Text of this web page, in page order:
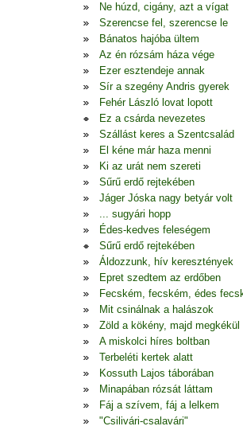
Ne húzd, cigány, azt a vígat
Szerencse fel, szerencse le
Bánatos hajóba ültem
Az én rózsám háza vége
Ezer esztendeje annak
Sír a szegény Andris gyerek
Fehér László lovat lopott
Ez a csárda nevezetes
Szállást keres a Szentcsalád
El kéne már haza menni
Ki az urát nem szereti
Sűrű erdő rejtekében
Jáger Jóska nagy betyár volt
... sugyári hopp
Édes-kedves feleségem
Sűrű erdő rejtekében
Áldozzunk, hív keresztények
Epret szedtem az erdőben
Fecském, fecském, édes
Mit csinálnak a halászok
Zöld a kökény, majd megkékül
A miskolci híres boltban
Terbeléti kertek alatt
Kossuth Lajos táborában
Minapában rózsát láttam
Fáj a szívem, fáj a lelkem
"Csilivári-csalavári"